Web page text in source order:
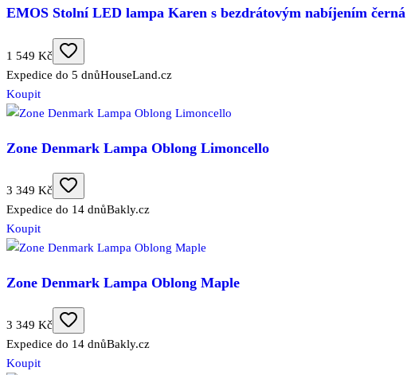
EMOS Stolní LED lampa Karen s bezdrátovým nabíjením černá
1 549 Kč
Expedice do 5 dnůHouseLand.cz
Koupit
Zone Denmark Lampa Oblong Limoncello
3 349 Kč
Expedice do 14 dnůBakly.cz
Koupit
Zone Denmark Lampa Oblong Maple
3 349 Kč
Expedice do 14 dnůBakly.cz
Koupit